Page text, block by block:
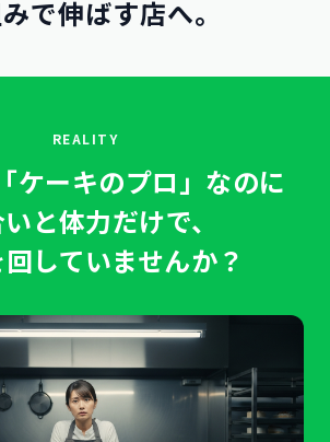
で伸ばす店へ。
REALITY
ケーキのプロ」なのに
と体力だけで、
していませんか？